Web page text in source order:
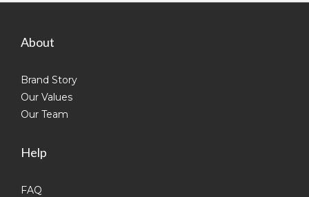
About
Brand Story
Our Values
Our Team
Help
FAQ